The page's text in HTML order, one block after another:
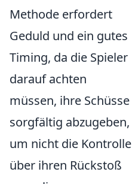
Methode erfordert
Geduld und ein gutes
Timing, da die Spieler
darauf achten
müssen, ihre Schüsse
sorgfältig abzugeben,
um nicht die Kontrolle
über ihren Rückstoß